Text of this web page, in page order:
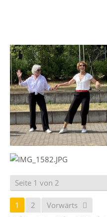
Seite 1 von 2
1 2 Vorwärts